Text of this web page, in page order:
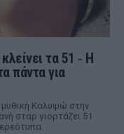
τα 51 ‑ H
πάντα για
Καλυψώ στην
σταρ γιορτάζει 51